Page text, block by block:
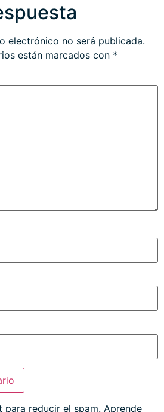
electrónico no será publicada.
están marcados con *
para reducir el spam. Aprende